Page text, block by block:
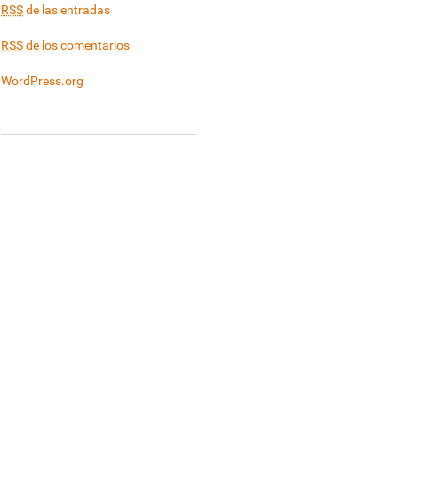
RSSde las entradas
RSSde los comentarios
WordPress.org